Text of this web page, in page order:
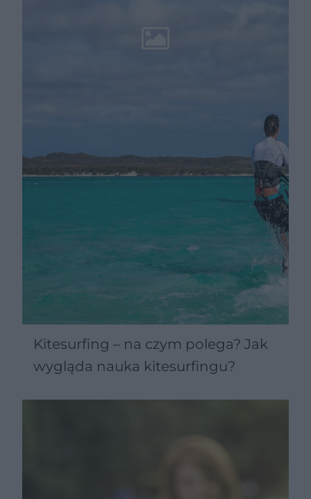
Kitesurfing – na czym polega? Jak
wygląda nauka kitesurfingu?